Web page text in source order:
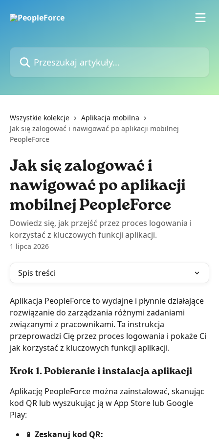
Przeszukaj artykuły...
Wszystkie kolekcje
Aplikacja mobilna
Jak się zalogować i nawigować po aplikacji mobilnej
PeopleForce
Jak się zalogować i
nawigować po aplikacji
mobilnej PeopleForce
Dowiedz się, jak przejść przez proces logowania i
korzystać z kluczowych funkcji aplikacji.
1 lipca 2026
Spis treści
Aplikacja PeopleForce to wydajne i płynnie działające
rozwiązanie do zarządzania różnymi zadaniami
związanymi z pracownikami. Ta instrukcja
przeprowadzi Cię przez proces logowania i pokaże Ci
jak korzystać z kluczowych funkcji aplikacji.
Krok 1. Pobieranie i instalacja aplikacji
Aplikację PeopleForce można zainstalować, skanując
kod QR lub wyszukując ją w App Store lub Google
Play:
📱 Zeskanuj kod QR: